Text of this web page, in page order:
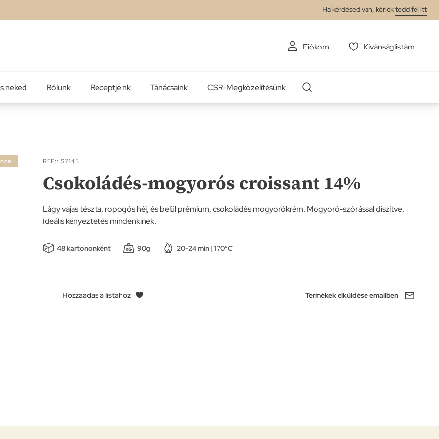
Ha kérdésed van, kérlektedd fel itt
Fiókom Kivánságlistám
neked Rólunk Receptjeink Tánácsaink CSR-Megközelítésünk
REF: S7145
Csokoládés-mogyorós croissant 14%
Lágy vajas tészta, ropogós héj, és belül prémium, csokoládés mogyorókrém. Mogyoró-szórással díszítve.
Ideális kényeztetés mindenkinek.
48 kartononként 90g 20-24 min | 170°C
Hozzáadás a listához Termékek elküldése emailben